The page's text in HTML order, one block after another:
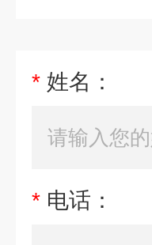
* 姓名：
* 电话：